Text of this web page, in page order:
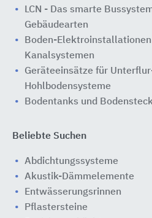
LCN - Das smarte
Gebäudearten
Boden-
Kanalsystemen
Geräteeinsätze für
Hohlbodensysteme
Bodentanks und
Beliebte Suchen
Abdichtungssysteme
Akustik-Dämmelemente
Entwässerungsrinnen
Pflastersteine